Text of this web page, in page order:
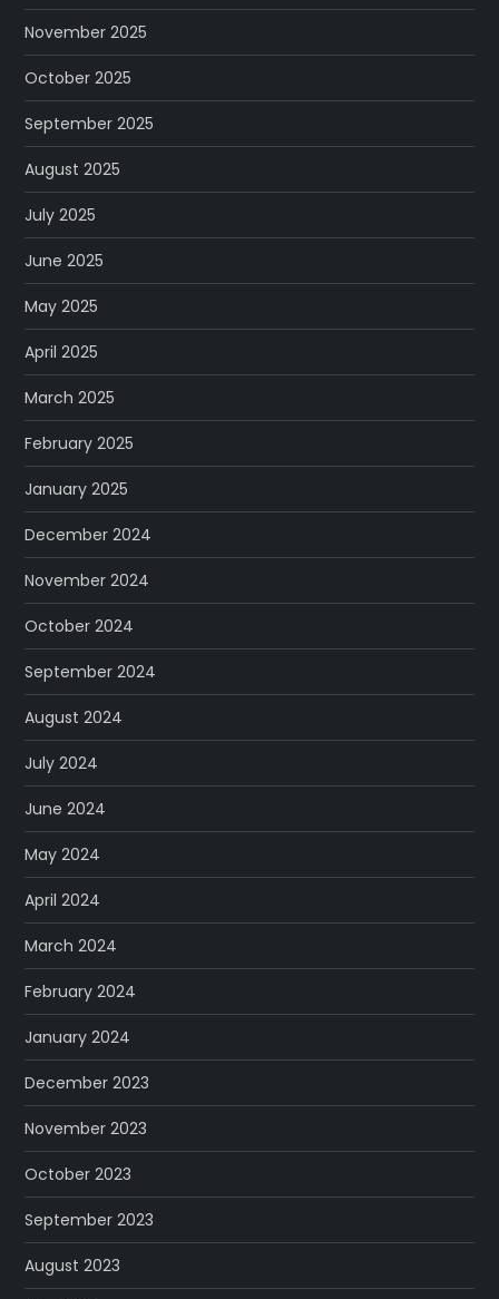
November 2025
October 2025
September 2025
August 2025
July 2025
June 2025
May 2025
April 2025
March 2025
February 2025
January 2025
December 2024
November 2024
October 2024
September 2024
August 2024
July 2024
June 2024
May 2024
April 2024
March 2024
February 2024
January 2024
December 2023
November 2023
October 2023
September 2023
August 2023